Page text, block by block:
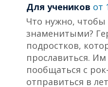
Для учеников от
Что нужно, чтобы
знаменитыми?
подростков,
прославиться.
пообщаться с
отправиться в